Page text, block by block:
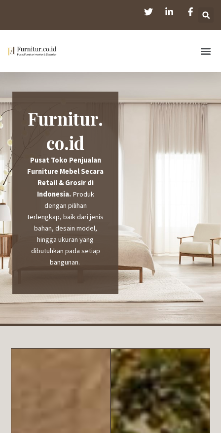
Furnitur.
co.id
Pusat Toko Penjualan
Furniture Mebel Secara
Retail & Grosir di
Indonesia.Produk
dengan pilihan
terlengkap, baik dari jenis
bahan, desain model,
hingga ukuran yang
dibutuhkan pada setiap
bangunan.